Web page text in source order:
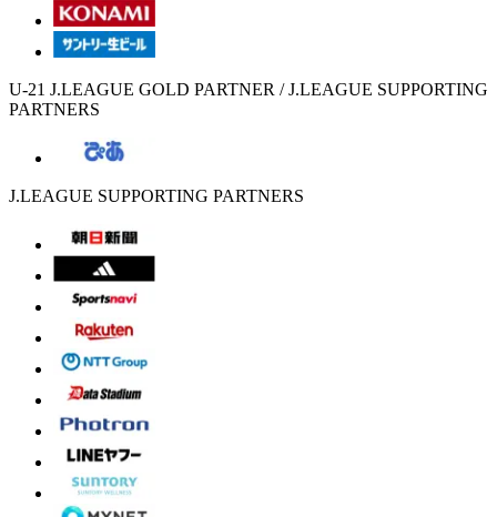
U-21 J.LEAGUE GOLD PARTNER / J.LEAGUE SUPPORTING
PARTNERS
J.LEAGUE SUPPORTING PARTNERS